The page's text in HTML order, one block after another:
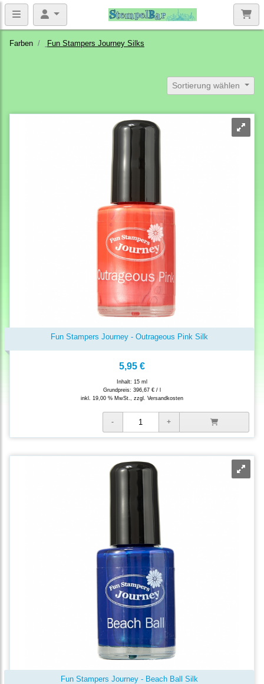
Farben Fun Stampers Journey Silks
Sortierung wählen
Fun Stampers Journey - Outrageous Pink Silk
5,95 €
Inhalt: 15 ml
Grundpreis: 396,67 € / l
inkl. 19,00 % MwSt., zzgl. Versandkosten
Fun Stampers Journey - Beach Ball Silk